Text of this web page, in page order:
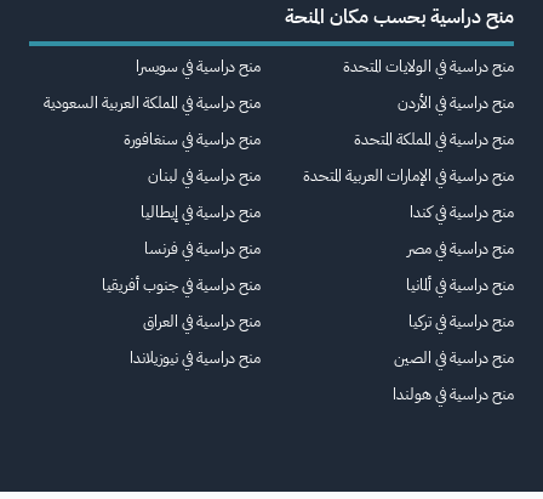
منح دراسية بحسب مكان المنحة
منح دراسية في الولايات المتحدة
منح دراسية في الأردن
منح دراسية في المملكة المتحدة
منح دراسية في الإمارات العربية المتحدة
منح دراسية في كندا
منح دراسية في مصر
منح دراسية في ألمانيا
منح دراسية في تركيا
منح دراسية في الصين
منح دراسية في هولندا
منح دراسية في سويسرا
منح دراسية في المملكة العربية السعودية
منح دراسية في سنغافورة
منح دراسية في لبنان
منح دراسية في إيطاليا
منح دراسية في فرنسا
منح دراسية في جنوب أفريقيا
منح دراسية في العراق
منح دراسية في نيوزيلاندا